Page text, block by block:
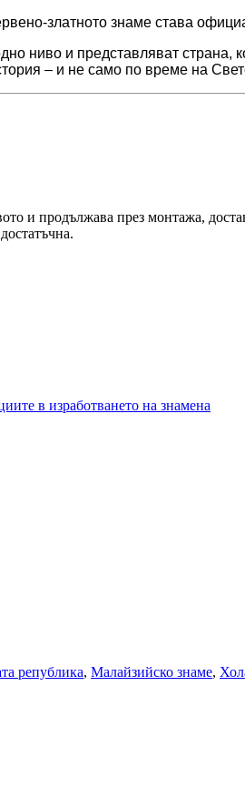
златното знаме става
ниво и представляват страна,
– и не само по време на
и продължава през монтажа,
република, Малайзийско знаме,